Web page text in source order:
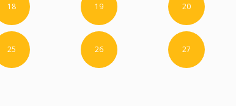
18 19 20
25 26 27